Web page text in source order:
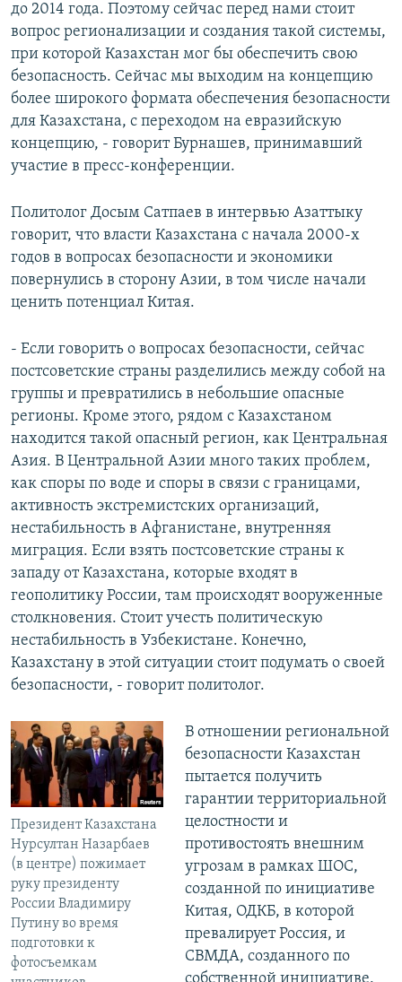
до 2014 года. Поэтому сейчас перед нами стоит
вопрос регионализации и создания такой системы,
при которой Казахстан мог бы обеспечить свою
безопасность. Сейчас мы выходим на концепцию
более широкого формата обеспечения безопасности
для Казахстана, с переходом на евразийскую
концепцию, - говорит Бурнашев, принимавший
участие в пресс-конференции.
Политолог Досым Сатпаев в интервью Азаттыку
говорит, что власти Казахстана с начала 2000-х
годов в вопросах безопасности и экономики
повернулись в сторону Азии, в том числе начали
ценить потенциал Китая.
- Если говорить о вопросах безопасности, сейчас
постсоветские страны разделились между собой на
группы и превратились в небольшие опасные
регионы. Кроме этого, рядом с Казахстаном
находится такой опасный регион, как Центральная
Азия. В Центральной Азии много таких проблем,
как споры по воде и споры в связи с границами,
активность экстремистских организаций,
нестабильность в Афганистане, внутренняя
миграция. Если взять постсоветские страны к
западу от Казахстана, которые входят в
геополитику России, там происходят вооруженные
столкновения. Стоит учесть политическую
нестабильность в Узбекистане. Конечно,
Казахстану в этой ситуации стоит подумать о своей
безопасности, - говорит политолог.
Президент Казахстана
Нурсултан Назарбаев
(в центре) пожимает
руку президенту
России Владимиру
Путину во время
подготовки к
фотосъемкам
В отношении региональной
безопасности Казахстан
пытается получить
гарантии территориальной
целостности и
противостоять внешним
угрозам в рамках ШОС,
созданной по инициативе
Китая, ОДКБ, в которой
превалирует Россия, и
СВМДА, созданного по